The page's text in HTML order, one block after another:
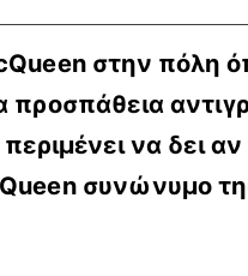
στην πόλη
να δει
συνώνυμο